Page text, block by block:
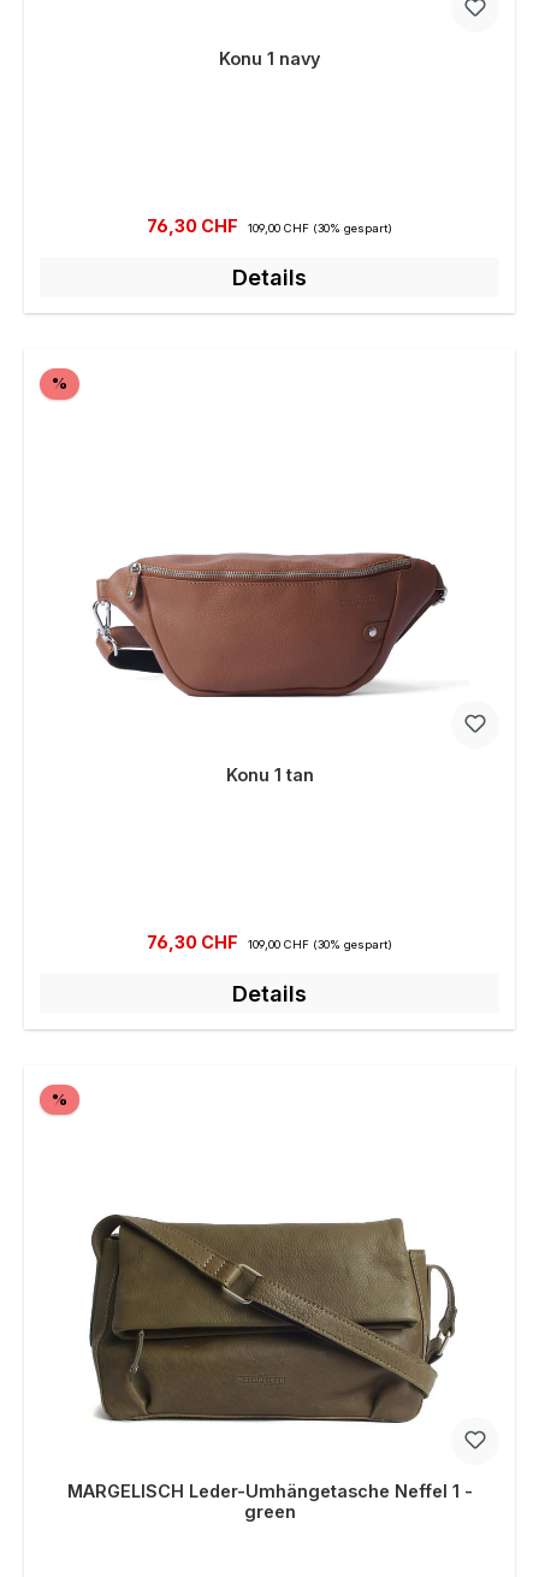
Konu 1 navy
Verkaufspreis:
76,30 CHF Regulärer Preis:
109,00 CHF (30% gespart)
Details
%Rabatt
Konu 1 tan
Verkaufspreis:
76,30 CHF Regulärer Preis:
109,00 CHF (30% gespart)
Details
%Rabatt
MARGELISCH Leder-Umhängetasche Neffel 1 -
green